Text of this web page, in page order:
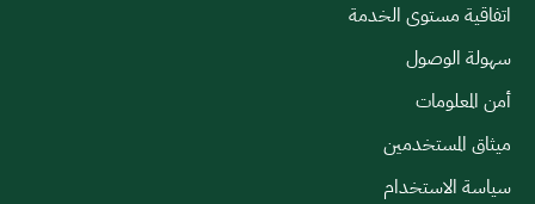
اتفاقية مستوى الخدمة
سهولة الوصول
أمن المعلومات
ميثاق المستخدمين
سياسة الاستخدام